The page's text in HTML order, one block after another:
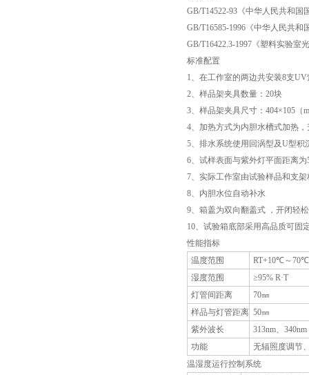
GB/T14522-93《中华人民共和
GB/T16585-1996《中华人民共
GB/T16422.3-1997《塑料实验室
标准配置
1、在工作室的两边共安装8支
2、样品架夹具数量：20块
3、样品架夹具尺寸：404×105（
4、加热方式为内胆水槽式加热
5、排水系统使用回涡型及U型积
6、试样表面与紫外灯平面距离
7、实际工作室由试验样品和支
8、内胆水位自动补水
9、箱盖为双向翻盖式 ，开闭轻
10、试验箱底部采用高品质可固
性能指标
温度范围
RT+10℃～70℃
湿度范围
≥95% R·T
灯管间距离
70㎜
样品与灯管距离 50㎜
紫外波长
313nm、340nm
功能
无辐照度调节
温湿度运行控制系统